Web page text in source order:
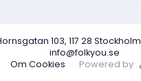
Om Cookies Powered by
103, 117 28 Stockholm
info@folkyou.se